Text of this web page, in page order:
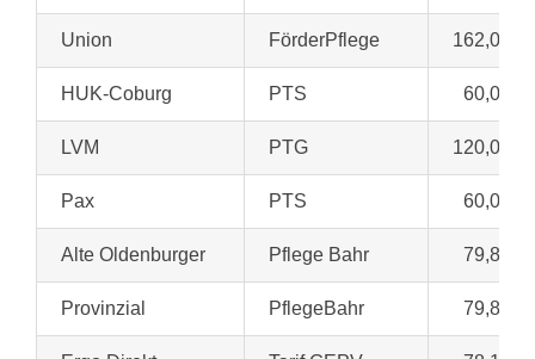
Union FörderPflege 162,00 €
HUK-Coburg PTS 60,00 €
LVM PTG 120,00 €
Pax PTS 60,00 €
Alte Oldenburger Pflege Bahr 79,80 €
Provinzial PflegeBahr 79,80 €